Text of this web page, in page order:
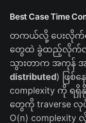
Best Case Time
တကယ်လို့ ပေးလိုက်တဲ့
တွေထဲ ခွဲထည့်လိုက်လို့
သွားတာက အကုန်
distributed) ဖြစ်
complexity ကို ရရှိ
တွေကို traverse
O(n)